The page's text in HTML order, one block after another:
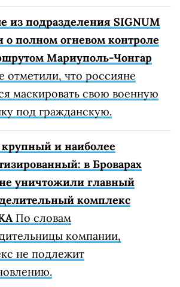
из подразделения SIGNUM
о полном огневом контроле
Мариуполь-Чонгар
отметили, что россияне
маскировать свою военную
под гражданскую.
и наиболее
в Броварах
уничтожили главный
комплекс
По словам
компании,
не подлежит